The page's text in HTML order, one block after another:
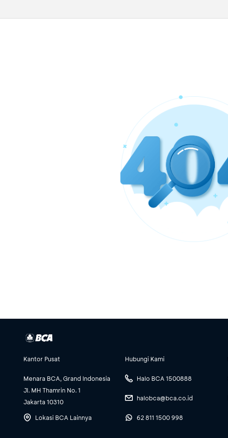
Kantor Pusat
Menara BCA, Grand Indonesia
Jl. MH Thamrin No. 1
Jakarta 10310
Lokasi BCA Lainnya
Hubungi Kami
Halo BCA 1500888
halobca@bca.co.id
62 811 1500 998